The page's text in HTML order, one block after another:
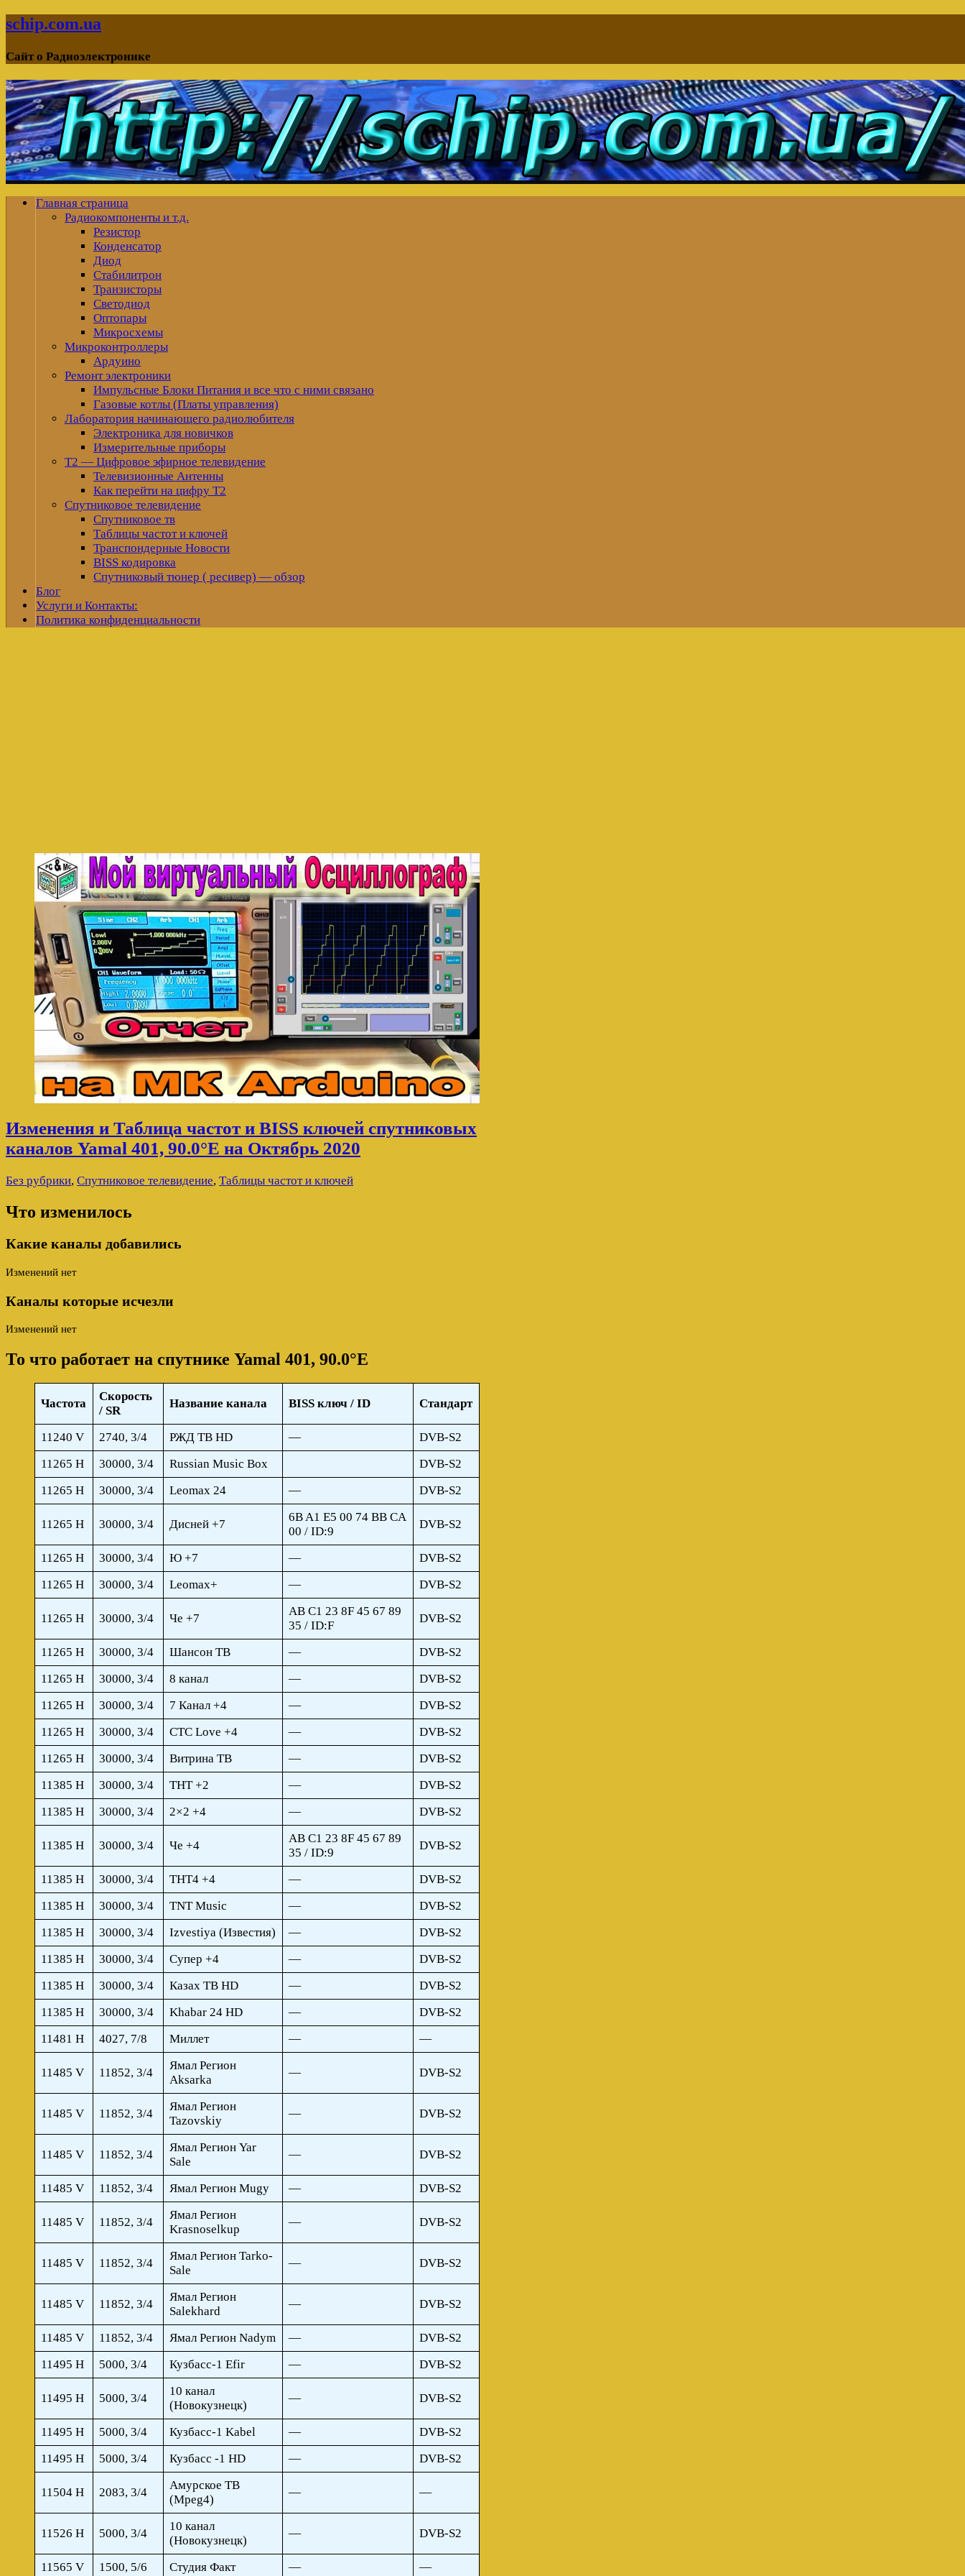
schip.com.ua
Сайт о Радиоэлектронике
Главная страница
Радиокомпоненты и т.д.
Резистор
Конденсатор
Диод
Стабилитрон
Транзисторы
Светодиод
Оптопары
Микросхемы
Микроконтроллеры
Ардуино
Ремонт электроники
Импульсные Блоки Питания и все что с ними связано
Газовые котлы (Платы управления)
Лаборатория начинающего радиолюбителя
Электроника для новичков
Измерительные приборы
Т2 — Цифровое эфирное телевидение
Телевизионные Антенны
Как перейти на цифру Т2
Спутниковое телевидение
Спутниковое тв
Таблицы частот и ключей
Транспондерные Новости
BISS кодировка
Спутниковый тюнер ( ресивер) — обзор
Блог
Услуги и Контакты:
Политика конфиденциальности
Изменения и Таблица частот и BISS ключей спутниковых
каналов Yamal 401, 90.0°E на Октябрь 2020
Без рубрики, Спутниковое телевидение, Таблицы частот и ключей
Что изменилось
Какие каналы добавились
Изменений нет
Каналы которые исчезли
Изменений нет
То что работает на спутнике Yamal 401, 90.0°E
Частота
Скорость
/ SR
Название канала BISS ключ / ID Стандарт
11240 V 2740, 3/4 РЖД ТВ HD —
DVB-S2
11265 H
30000, 3/4 Russian Music Box
DVB-S2
11265 H
30000, 3/4 Leomax 24 — DVB-S2
11265 H 30000, 3/4 Дисней +7
6B A1 E5 00 74 BB CA
00 / ID:9
DVB-S2
11265 H 30000, 3/4 Ю +7 —
DVB-S2
11265 Н
30000, 3/4 Leomax+ — DVB-S2
11265 H 30000, 3/4 Че +7
AB C1 23 8F 45 67 89
35 / ID:F
DVB-S2
11265 H 30000, 3/4 Шансон ТВ —
DVB-S2
11265 H
30000, 3/4 8 канал —
DVB-S2
11265 H
30000, 3/4 7 Канал +4 —
DVB-S2
11265 H
30000, 3/4 СТС Love +4 —
DVB-S2
11265 H
30000, 3/4 Витрина ТВ —
DVB-S2
11385 H
30000, 3/4 ТНТ +2 —
DVB-S2
11385 H
30000, 3/4 2×2 +4 — DVB-S2
11385 H 30000, 3/4 Че +4
AB C1 23 8F 45 67 89
35 / ID:9
DVB-S2
11385 H 30000, 3/4 ТНТ4 +4 —
DVB-S2
11385 H
30000, 3/4 TNT Music —
DVB-S2
11385 H
30000, 3/4 Izvestiya (Известия) —
DVB-S2
11385 H
30000, 3/4 Супер +4 —
DVB-S2
11385 H
30000, 3/4 Казах ТВ HD —
DVB-S2
11385 Н
30000, 3/4 Khabar 24 HD —
DVB-S2
11481 H
4027, 7/8 Миллет — —
11485 V 11852, 3/4
Ямал Регион
Aksarka
— DVB-S2
11485 V 11852, 3/4
Ямал Регион
Tazovskiy
— DVB-S2
11485 V 11852, 3/4
Ямал Регион Yar
Sale
— DVB-S2
11485 V 11852, 3/4 Ямал Регион Mugy — DVB-S2
11485 V 11852, 3/4
Ямал Регион
Krasnoselkup
— DVB-S2
11485 V 11852, 3/4
Ямал Регион Tarko-
Sale
— DVB-S2
11485 V 11852, 3/4
Ямал Регион
Salekhard
— DVB-S2
11485 V 11852, 3/4 Ямал Регион Nadym —
DVB-S2
11495 H
5000, 3/4 Кузбасс-1 Efir — DVB-S2
11495 H 5000, 3/4
10 канал
(Новокузнецк)
— DVB-S2
11495 H 5000, 3/4 Кузбасс-1 Kabel —
DVB-S2
11495 H
5000, 3/4 Кузбасс -1 HD — DVB-S2
11504 H 2083, 3/4
Амурское ТВ
(Mpeg4)
— —
11526 H 5000, 3/4
10 канал
(Новокузнецк)
— DVB-S2
11565 V 1500, 5/6 Студия Факт — —